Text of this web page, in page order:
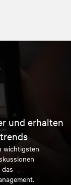
und erhalten
wichtigsten